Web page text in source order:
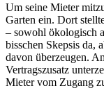
Um seine Mieter
Garten ein. Dort
– sowohl ökologisch
bisschen Skepsis da,
davon überzeugen.
Vertragszusatz
Mieter vom Zugang